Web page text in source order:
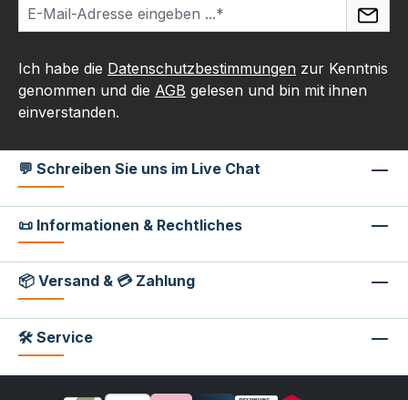
Ich habe die Datenschutzbestimmungen zur Kenntnis
genommen und die AGB gelesen und bin mit ihnen
einverstanden.
💬 Schreiben Sie uns im Live Chat
📜 Informationen & Rechtliches
📦 Versand & 💳 Zahlung
🛠 Service